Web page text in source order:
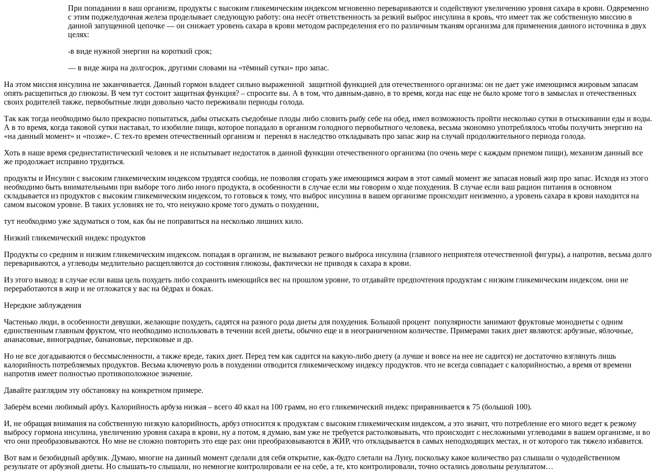
При попадании в ваш организм, продукты с высоким гликемическим индексом мгновенно перевариваются и содействуют увеличению уровня сахара в крови. Одвременно
с этим поджелудочная железа проделывает следующую работу: она несёт ответственность за резкий выброс инсулина в кровь, что имеет так же собственную миссию в
данной запущенной цепочке — он снижает уровень сахара в крови методом распределения его по различным тканям организма для применения данного источника в двух
целях:
-в виде нужной энергии на короткий срок;
— в виде жира на долгосрок, другими словами на «тёмный сутки» про запас.
На этом миссия инсулина не заканчивается. Данный гормон владеет сильно выраженной защитной функцией для отечественного организма: он не дает уже имеющимся жировым запасам
опять расщепиться до глюкозы. В чем тут состоит защитная функция? – спросите вы. А в том, что давным-давно, в то время, когда нас еще не было кроме того в замыслах и отечественных
своих родителей также, первобытные люди довольно часто переживали периоды голода.
Так как тогда необходимо было прекрасно попытаться, дабы отыскать съедобные плоды либо словить рыбу себе на обед, имел возможность пройти несколько сутки в отыскивании еды и воды.
А в то время, когда таковой сутки наставал, то изобилие пищи, которое попадало в организм голодного первобытного человека, весьма экономно употреблялось чтобы получить энергию на
«на данный момент» и «позже». С тех-то времен отечественный организм и перенял в наследство откладывать про запас жир на случай продолжительного периода голода.
Хоть в наше время среднестатистический человек и не испытывает недостаток в данной функции отечественного организма (по очень мере с каждым приемом пищи), механизм данный все
же продолжает исправно трудиться.
продукты и Инсулин с высоким гликемическим индексом трудятся сообща, не позволяя сгорать уже имеющимся жирам в этот самый момент же запасая новый жир про запас. Исходя из этого
необходимо быть внимательными при выборе того либо иного продукта, в особенности в случае если мы говорим о ходе похудения. В случае если ваш рацион питания в основном
складывается из продуктов с высоким гликемическим индексом, то готовься к тому, что выброс инсулина в вашем организме происходит неизменно, а уровень сахара в крови находится на
самом высоком уровне. В таких условиях не то, что ненужно кроме того думать о похудении,
тут необходимо уже задуматься о том, как бы не поправиться на несколько лишних кило.
Низкий гликемический индекс продуктов
Продукты со средним и низким гликемическим индексом. попадая в организм, не вызывают резкого выброса инсулина (главного неприятеля отечественной фигуры), а напротив, весьма долго
перевариваются, а углеводы медлительно расщепляются до состояния глюкозы, фактически не приводя к сахара в крови.
Из этого вывод: в случае если ваша цель похудеть либо сохранить имеющийся вес на прошлом уровне, то отдавайте предпочтения продуктам с низким гликемическим индексом. они не
переработаются в жир и не отложатся у вас на бёдрах и боках.
Нередкие заблуждения
Частенько люди, в особенности девушки, желающие похудеть, садятся на разного рода диеты для похудения. Большой процент популярности занимают фруктовые монодиеты с одним
единственным главным фруктом, что необходимо использовать в течении всей диеты, обычно еще и в неограниченном количестве. Примерами таких диет являются: арбузные, яблочные,
ананасовые, виноградные, банановые, персиковые и др.
Но не все догадываются о бессмысленности, а также вреде, таких диет. Перед тем как садится на какую-либо диету (а лучше и вовсе на нее не садится) не достаточно взглянуть лишь
калорийность потребляемых продуктов. Весьма ключевую роль в похудении отводится гликемическому индексу продуктов. что не всегда совпадает с калорийностью, а время от времени
напротив имеет полностью противоположное значение.
Давайте разглядим эту обстановку на конкретном примере.
Заберём всеми любимый арбуз. Калорийность арбуза низкая – всего 40 ккал на 100 грамм, но его гликемический индекс приравнивается к 75 (большой 100).
И, не обращая внимания на собственную низкую калорийность, арбуз относится к продуктам с высоким гликемическим индексом, а это значит, что потребление его много ведет к резкому
выбросу гормона инсулина, увеличению уровня сахара в крови, ну а потом, я думаю, вам уже не требуется растолковывать, что происходит с несложными углеводами в вашем организме, и во
что они преобразовываются. Но мне не сложно повторить это еще раз: они преобразовываются в ЖИР, что откладывается в самых неподходящих местах, и от которого так тяжело избавится.
Вот вам и безобидный арбузик. Думаю, многие на данный момент сделали для себя открытие, как-будто слетали на Луну, поскольку какое количество раз слышали о чудодейственном
результате от арбузной диеты. Но слышать-то слышали, но немногие контролировали ее на себе, а те, кто контролировали, точно остались довольны результатом…